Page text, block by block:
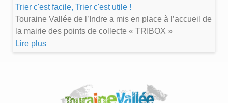
Trier c'est facile, Trier c'est utile !
Touraine Vallée de l’Indre a mis en place à l’accueil de
la mairie des points de collecte « TRIBOX »
Lire plus